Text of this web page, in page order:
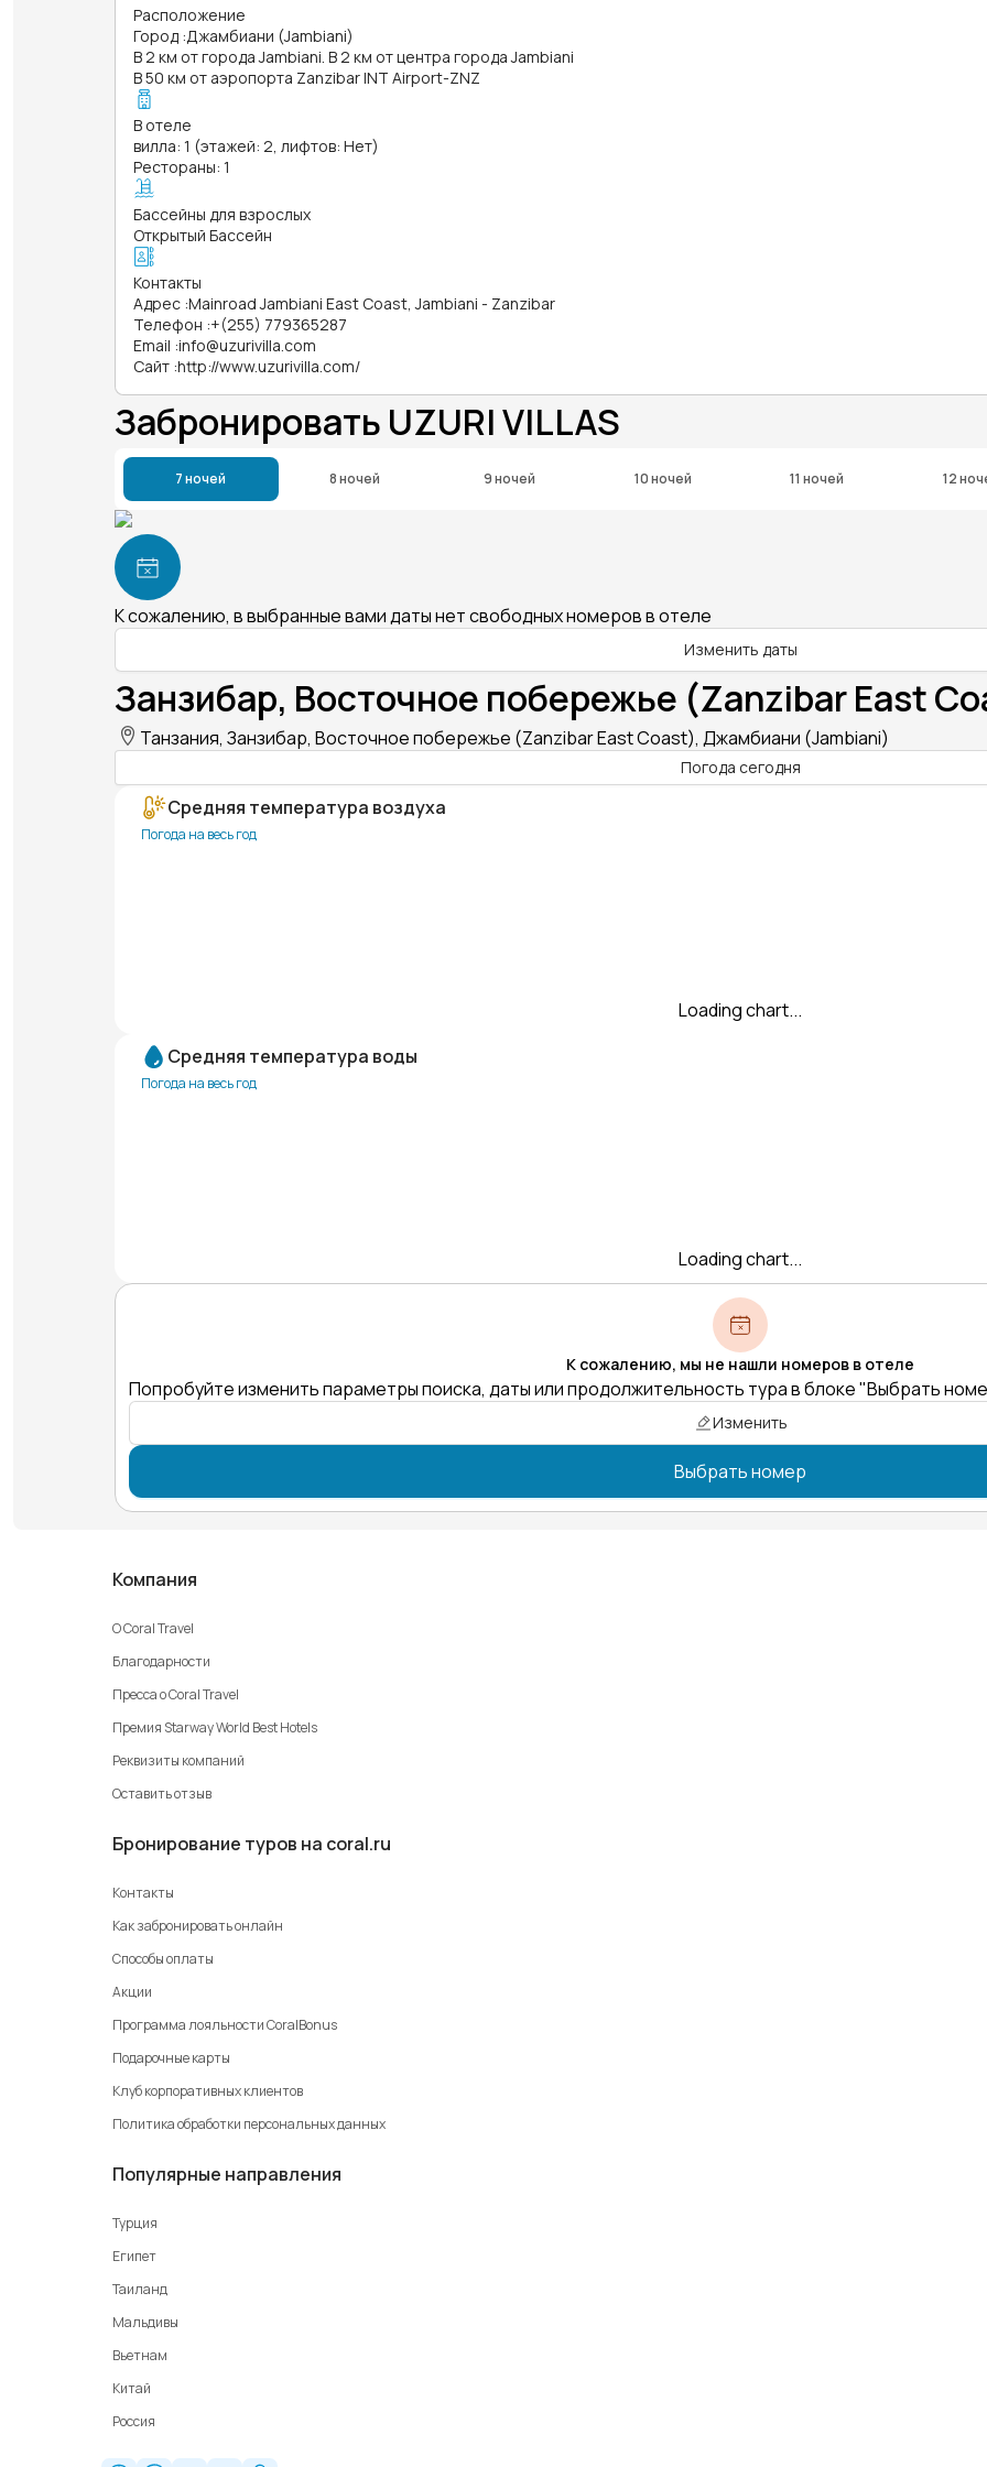
Расположение
Город :Джамбиани (Jambiani)
В 2 км от города Jambiani. В 2 км от центра города Jambiani
В 50 км от аэропорта Zanzibar INT Airport-ZNZ
В отеле
вилла: 1 (этажей: 2, лифтов: Нет)
Рестораны: 1
Бассейны для взрослых
Открытый Бассейн
Контакты
Адрес :Mainroad Jambiani East Coast, Jambiani - Zanzibar
Телефон :+(255) 779365287
Email :info@uzurivilla.com
Сайт :http://www.uzurivilla.com/
Забронировать UZURI VILLAS
7 ночей 8 ночей 9 ночей 10 ночей 11 ночей 12
К сожалению, в выбранные вами даты нет свободных номеров в отеле
Изменить даты
Занзибар, Восточное побережье (Zanzibar East
Танзания, Занзибар, Восточное побережье (Zanzibar East Coast), Джамбиани (Jambiani)
Погода сегодня
Средняя температура воздуха
Погода на весь год
Loading chart...
Средняя температура воды
Погода на весь год
Loading chart...
К сожалению, мы не нашли номеров в отеле
Попробуйте изменить параметры поиска, даты или продолжительность тура в блоке "Выбрать
Изменить
Выбрать номер
Компания
О Coral Travel
Благодарности
Пресса о Coral Travel
Премия Starway World Best Hotels
Реквизиты компаний
Оставить отзыв
Бронирование туров на coral.ru
Контакты
Как забронировать онлайн
Способы оплаты
Акции
Программа лояльности CoralBonus
Подарочные карты
Клуб корпоративных клиентов
Политика обработки персональных данных
Популярные направления
Турция
Египет
Таиланд
Мальдивы
Вьетнам
Китай
Россия